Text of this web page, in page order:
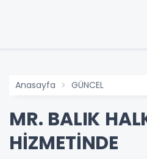
Anasayfa GÜNCEL
MR. BALIK
HİZMETİNDE